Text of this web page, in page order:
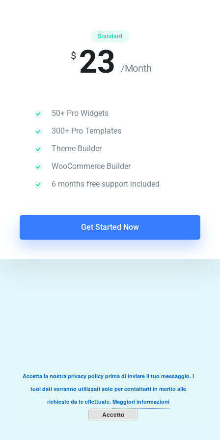
Standard
$ 23 /Month
50+ Pro Widgets
300+ Pro Templates
Theme Builder
WooCommerce Builder
6 months free support included
Get Started Now
Accetta la nostra privacy policy prima di inviare il tuo messaggio. I
tuoi dati verranno utilizzati solo per contattarti in merito alle
richieste da te effettuate. Maggiori informazioni
Accetto